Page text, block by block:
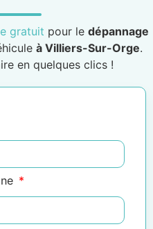
gratuit pour le dépannage
à Villiers-Sur-Orge.
en quelques clics !